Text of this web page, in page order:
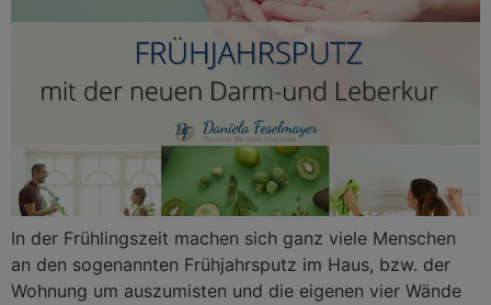
In der Frühlingszeit machen sich ganz viele Menschen
an den sogenannten Frühjahrsputz im Haus, bzw. der
Wohnung um auszumisten und die eigenen vier Wände